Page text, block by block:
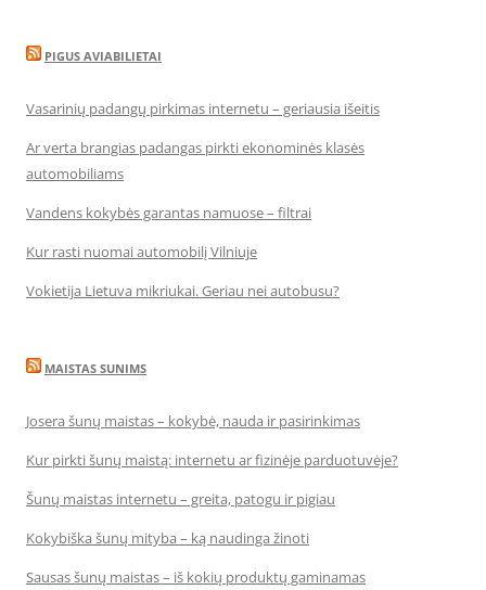
PIGUS AVIABILIETAI
Vasarinių padangų pirkimas internetu – geriausia išeitis
Ar verta brangias padangas pirkti ekonominės klasės
automobiliams
Vandens kokybės garantas namuose – filtrai
Kur rasti nuomai automobilį Vilniuje
Vokietija Lietuva mikriukai. Geriau nei autobusu?
MAISTAS SUNIMS
Josera šunų maistas – kokybė, nauda ir pasirinkimas
Kur pirkti šunų maistą: internetu ar fizinėje parduotuvėje?
Šunų maistas internetu – greita, patogu ir pigiau
Kokybiška šunų mityba – ką naudinga žinoti
Sausas šunų maistas – iš kokių produktų gaminamas